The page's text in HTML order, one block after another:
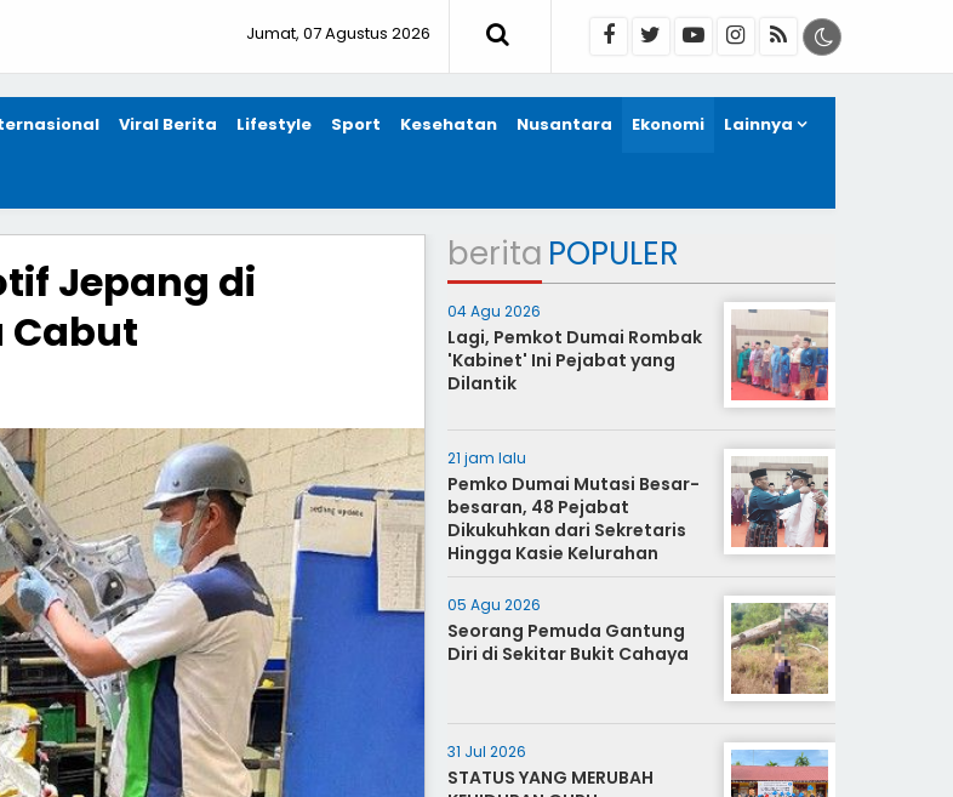
Jumat, 07 Agustus 2026
Viral Berita Lifestyle Sport Kesehatan Nusantara Ekonomi Lainnya
Jepang di
Cabut
berita POPULER
04 Agu 2026
Lagi, Pemkot Dumai Rombak
'Kabinet' Ini Pejabat yang
Dilantik
21 jam lalu
Pemko Dumai Mutasi Besar-
besaran, 48 Pejabat
Dikukuhkan dari Sekretaris
Hingga Kasie Kelurahan
05 Agu 2026
Seorang Pemuda Gantung
Diri di Sekitar Bukit Cahaya
31 Jul 2026
STATUS YANG MERUBAH